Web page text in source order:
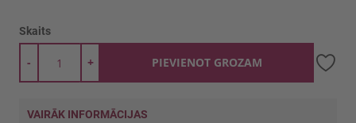
Skaits
+
- PIEVIENOT GROZAM
VAIRĀK INFORMĀCIJAS